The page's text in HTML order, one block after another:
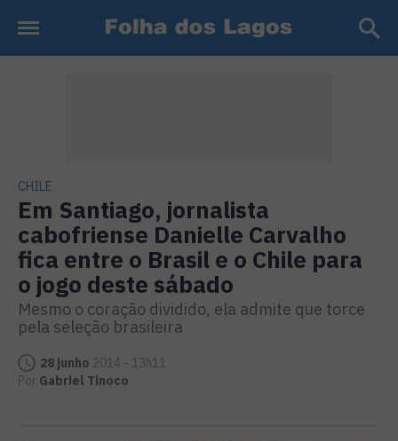
CHILE
Em Santiago, jornalista
cabofriense Danielle Carvalho
fica entre o Brasil e o Chile para
o jogo deste sábado
Mesmo o coração dividido, ela admite que torce
pela seleção brasileira
28 junho 2014 - 13h11
Por Gabriel Tinoco